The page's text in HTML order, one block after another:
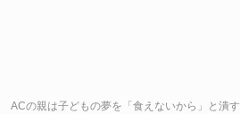
ACの親は子どもの夢を「食えないから」と潰す